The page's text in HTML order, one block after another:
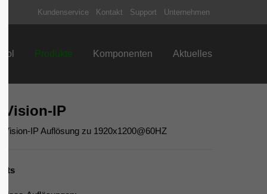
Aenean massa. Cum sociis natoque
montes, nascetur ridiculus mus. Donec
Kundenservice Kontakt Support Unternehmen
Produkte Komponenten Aktuelles
Vision-IP
Vision-IP Auflösung zu 1920x1200@60HZ